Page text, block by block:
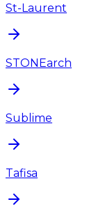
St-Laurent
STONEarch
Sublime
Tafisa